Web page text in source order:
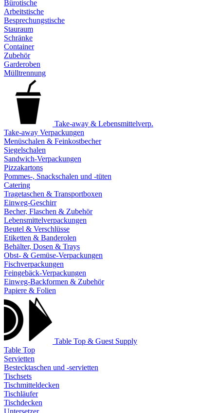
Bürotische
Arbeitstische
Besprechungstische
Stauraum
Schränke
Container
Zubehör
Garderoben
Mülltrennung
Take-away & Lebensmittelverp.
Take-away Verpackungen
Menüschalen & Feinkostbecher
Siegelschalen
Sandwich-Verpackungen
Pizzakartons
Pommes-, Snackschalen und -tüten
Catering
Tragetaschen & Transportboxen
Einweg-Geschirr
Becher, Flaschen & Zubehör
Lebensmittelverpackungen
Beutel & Verschlüsse
Etiketten & Banderolen
Behälter, Dosen & Trays
Obst- & Gemüse-Verpackungen
Fischverpackungen
Feingebäck-Verpackungen
Einweg-Backformen & Zubehör
Papiere & Folien
Table Top & Guest Supply
Table Top
Servietten
Bestecktaschen und -servietten
Tischsets
Tischmitteldecken
Tischläufer
Tischdecken